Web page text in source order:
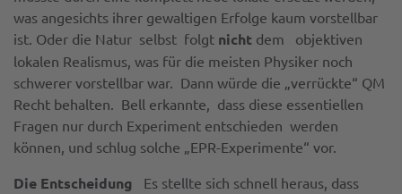
was angesichts ihrer gewaltigen Erfolge kaum vorstellbar
ist. Oder die Natur selbst folgt nicht dem objektiven
lokalen Realismus, was für die meisten Physiker noch
schwerer vorstellbar war. Dann würde die „verrückte“ QM
Recht behalten. Bell erkannte, dass diese essentiellen
Fragen nur durch Experiment entschieden werden
können, und schlug solche „EPR-Experimente“ vor.
Die Entscheidung Es stellte sich schnell heraus, dass